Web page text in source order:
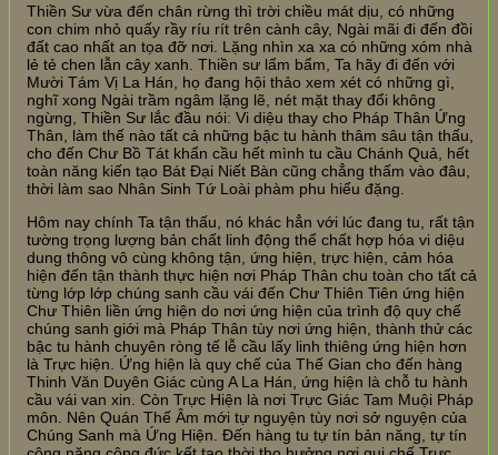
Thiền Sư vừa đến chân rừng thì trời chiều mát dịu, có những
con chim nhỏ quấy rầy ríu rít trên cành cây, Ngài mãi đi đến đồi
đất cao nhất an tọa đỡ nơi. Lặng nhìn xa xa có những xóm nhà
lẻ tẻ chen lẫn cây xanh. Thiền sư lẩm bẩm, Ta hãy đi đến với
Mười Tám Vị La Hán, họ đang hội thảo xem xét có những gì,
nghĩ xong Ngài trầm ngâm lặng lẽ, nét mặt thay đổi không
ngừng, Thiền Sư lắc đầu nói: Vi diệu thay cho Pháp Thân Ứng
Thân, làm thế nào tất cả những bậc tu hành thâm sâu tận thấu,
cho đến Chư Bồ Tát khẩn cầu hết mình tu cầu Chánh Quả, hết
toàn năng kiến tạo Bát Đại Niết Bàn cũng chẳng thấm vào đâu,
thời làm sao Nhân Sinh Tứ Loài phàm phu hiểu đặng.
Hôm nay chính Ta tận thấu, nó khác hẳn với lúc đang tu, rất tận
tường trọng lượng bản chất linh động thể chất hợp hóa vi diệu
dung thông vô cùng không tận, ứng hiện, trực hiện, cảm hóa
hiện đến tận thành thực hiện nơi Pháp Thân chu toàn cho tất cả
từng lớp lớp chúng sanh cầu vái đến Chư Thiên Tiên ứng hiện
Chư Thiên liền ứng hiện do nơi ứng hiện của trình độ quy chế
chúng sanh giới mà Pháp Thân tùy nơi ứng hiện, thành thử các
bậc tu hành chuyên ròng tế lễ cầu lấy linh thiêng ứng hiện hơn
là Trực hiện. Ứng hiện là quy chế của Thế Gian cho đến hàng
Thinh Văn Duyên Giác cùng A La Hán, ứng hiện là chỗ tu hành
cầu vái van xin. Còn Trực Hiện là nơi Trực Giác Tam Muội Pháp
môn. Nên Quán Thế Âm mới tự nguyện tùy nơi sở nguyện của
Chúng Sanh mà Ứng Hiện. Đến hàng tu tự tín bản năng, tự tín